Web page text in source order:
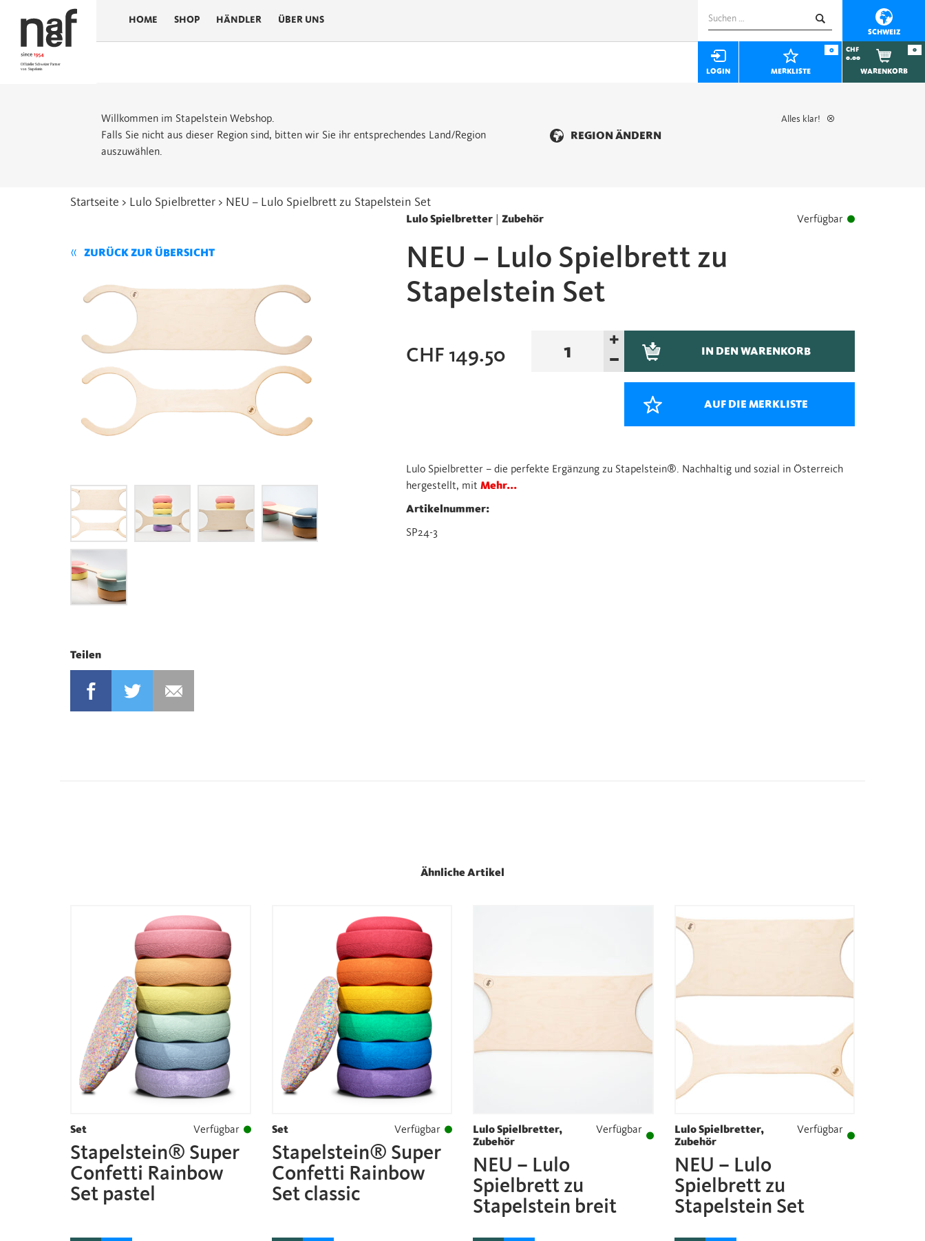
HOME SHOP HÄNDLER ÜBER UNS
SCHWEIZ
Suchen
nach:
LOGIN MERKLISTE
0
CHF
0.00
WARENKORB
0
Willkommen im Stapelstein Webshop.
Falls Sie nicht aus dieser Region sind, bitten wir Sie ihr entsprechendes Land/Region
auszuwählen.
REGION ÄNDERN
Alles klar!
Startseite > Lulo Spielbretter > NEU – Lulo Spielbrett zu Stapelstein Set
ZURÜCK ZUR ÜBERSICHT
Teilen
FACEBOOKTWITTER MAIL
Lulo Spielbretter| Zubehör Verfügbar
NEU – Lulo Spielbrett zu
Stapelstein Set
CHF 149.50
+
–
IN DEN WARENKORB
AUF DIE MERKLISTE
Lulo Spielbretter – die perfekte Ergänzung zu Stapelstein®. Nachhaltig und sozial in Österreich
hergestellt, mit Mehr...
Artikelnummer:
SP24-3
Ähnliche Artikel
Set Verfügbar
Stapelstein® Super
Confetti Rainbow
Set pastel
Set Verfügbar
Stapelstein® Super
Confetti Rainbow
Set classic
Lulo Spielbretter,
Zubehör
Verfügbar
NEU – Lulo
Spielbrett zu
Stapelstein breit
Lulo Spielbretter,
Zubehör
Verfügbar
NEU – Lulo
Spielbrett zu
Stapelstein Set